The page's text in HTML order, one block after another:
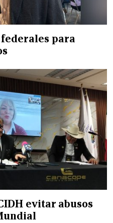
para
evitar abusos